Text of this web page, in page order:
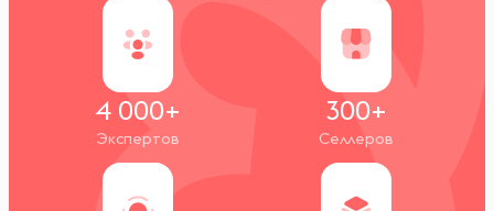
4 000+
Экспертов
300+
Селлеров